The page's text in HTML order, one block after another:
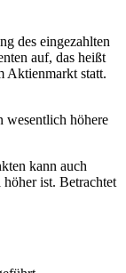
des eingezahlten
auf, das heißt
Aktienmarkt statt.
wesentlich höhere
kann auch
ist. Betrachtet